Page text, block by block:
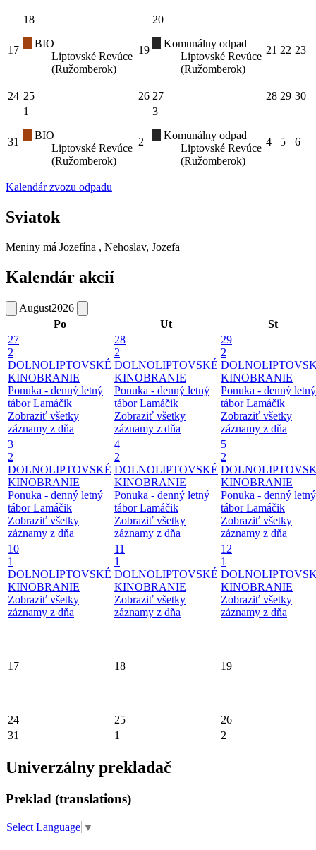
17
18
BIO
Liptovské Revúce
(Ružomberok)
19
20
Komunálny odpad
Liptovské Revúce
(Ružomberok)
21 22 23
24 25 26 27 28 29 30
31
1
BIO
Liptovské Revúce
(Ružomberok)
2
3
Komunálny odpad
Liptovské Revúce
(Ružomberok)
4 5 6
Kalendár zvozu odpadu
Sviatok
Meniny má Jozefína , Nehoslav, Jozefa
Kalendár akcií
August2026
Po
Ut
St
27
2
DOLNOLIPTOVSKÉ
KINOBRANIE
Ponuka - denný letný
tábor Lamáčik
Zobraziť všetky
záznamy z dňa
28
2
DOLNOLIPTOVSKÉ
KINOBRANIE
Ponuka - denný letný
tábor Lamáčik
Zobraziť všetky
záznamy z dňa
29
2
KINOBRANIE
Ponuka - denný letný
tábor Lamáčik
Zobraziť všetky
záznamy z dňa
3
2
DOLNOLIPTOVSKÉ
KINOBRANIE
Ponuka - denný letný
tábor Lamáčik
Zobraziť všetky
záznamy z dňa
4
2
DOLNOLIPTOVSKÉ
KINOBRANIE
Ponuka - denný letný
tábor Lamáčik
Zobraziť všetky
záznamy z dňa
5
2
KINOBRANIE
Ponuka - denný letný
tábor Lamáčik
Zobraziť všetky
záznamy z dňa
10
1
DOLNOLIPTOVSKÉ
KINOBRANIE
Zobraziť všetky
záznamy z dňa
11
1
DOLNOLIPTOVSKÉ
KINOBRANIE
Zobraziť všetky
záznamy z dňa
12
1
KINOBRANIE
Zobraziť všetky
záznamy z dňa
17 18 19
24 25
26
31
1 2
Univerzálny prekladač
Preklad (translations)
Select Language ▼